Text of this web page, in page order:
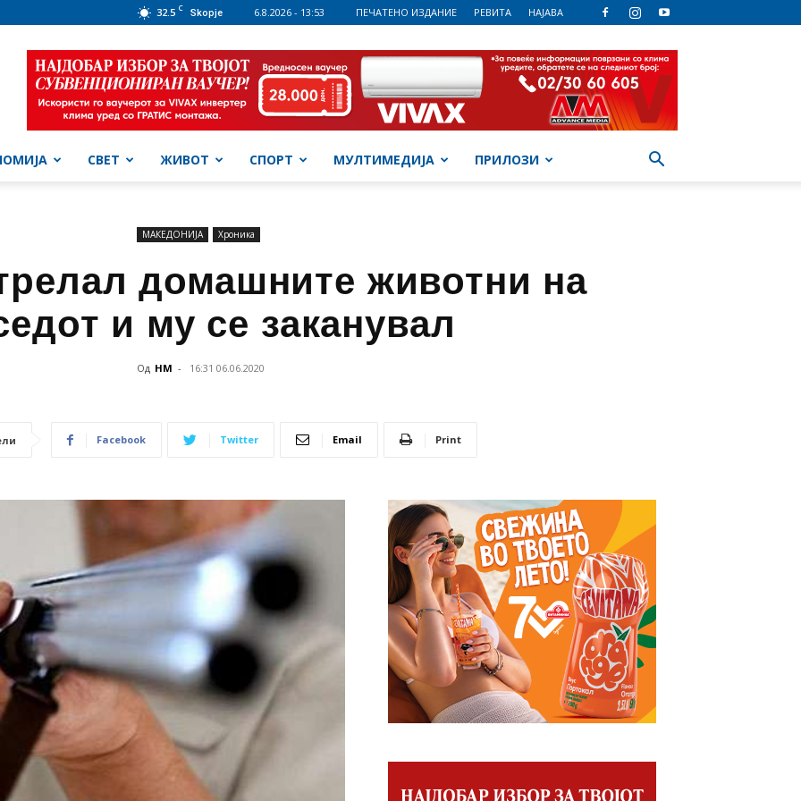
32.5 C Skopje 6.8.2026 - 13:53 ПЕЧАТЕНО ИЗДАНИЕ РЕВИТА НАЈАВА
СВЕТ ЖИВОТ СПОРТ МУЛТИМЕДИЈА ПРИЛОЗИ
МАКЕДОНИЈА Хроника
домашните животни на
и му се заканувал
Од НМ - 16:31 06.06.2020
Facebook Twitter Email Print